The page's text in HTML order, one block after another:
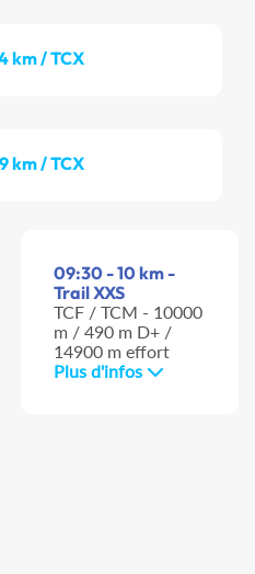
km / TCX
km / TCX
09:30 - 10 km -
Trail XXS
TCF / TCM - 10000
m / 490 m D+ /
14900 m effort
Plus d'infos